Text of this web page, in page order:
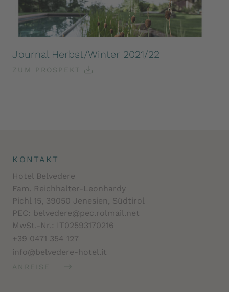
Journal Herbst/Winter 2021/22
ZUM PROSPEKT
KONTAKT
Hotel Belvedere
Fam. Reichhalter-Leonhardy
Pichl 15, 39050 Jenesien, Südtirol
PEC: belvedere@pec.rolmail.net
MwSt.-Nr.: IT02593170216
+39 0471 354 127
info@belvedere-hotel.it
ANREISE